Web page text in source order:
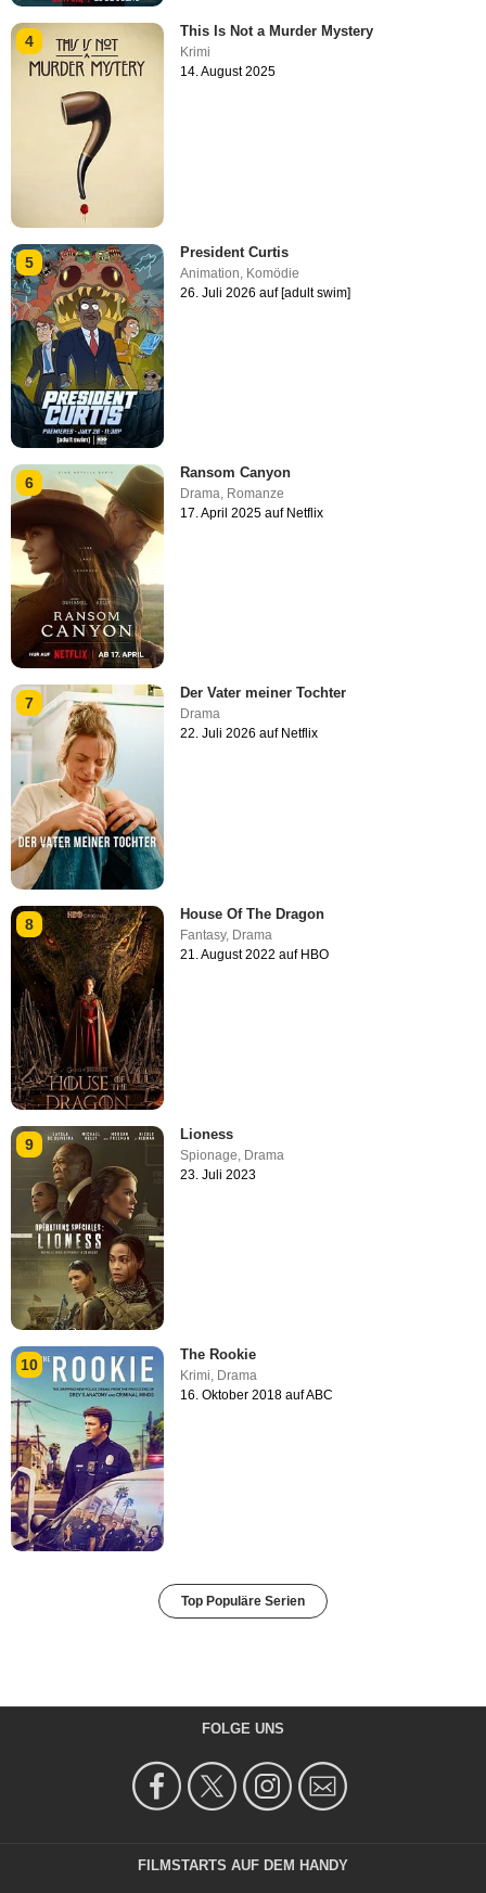
4
This Is Not a Murder Mystery
Krimi
14. August 2025
5
President Curtis
Animation Komödie
26. Juli 2026 auf [adult swim]
6
Ransom Canyon
Drama, Romanze
17. April 2025 auf Netflix
7
Der Vater meiner Tochter
Drama
22. Juli 2026 auf Netflix
8
House Of The Dragon
Fantasy, Drama
21. August 2022 auf HBO
9
Lioness
Spionage, Drama
23. Juli 2023
10
The Rookie
Krimi, Drama
16. Oktober 2018 auf ABC
Top Populäre Serien
FOLGE UNS
FILMSTARTS AUF DEM HANDY